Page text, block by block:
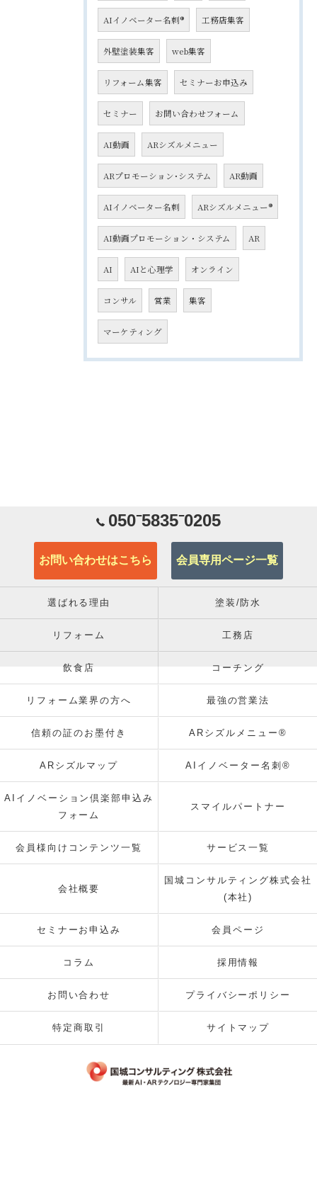
AIイノベーター名刺® 工務店集客
外壁塗装集客 web集客
リフォーム集客 セミナーお申込み
セミナー お問い合わせフォーム
AI動画 ARシズルメニュー
ARプロモーション･システム AR動画
AIイノベーター名刺 ARシズルメニュー®
AI動画プロモーション・システム AR
AI AIと心理学 オンライン
コンサル 営業 集客
マーケティング
050⁻5835⁻0205
お問い合わせはこちら 会員専用ページ一覧
選ばれる理由 塗装/防水
リフォーム 工務店
飲食店 コーチング
リフォーム業界の方へ 最強の営業法
信頼の証のお墨付き ARシズルメニュー®
ARシズルマップ AIイノベーター名刺®
AIイノベーション倶楽部申込み
フォーム
スマイルパートナー
会員様向けコンテンツ一覧 サービス一覧
会社概要
国城コンサルティング株式会社
(本社)
セミナーお申込み 会員ページ
コラム 採用情報
お問い合わせ プライバシーポリシー
特定商取引 サイトマップ